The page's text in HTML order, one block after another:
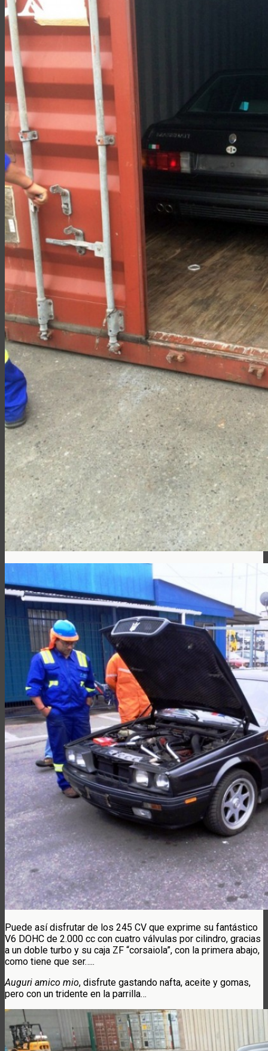
Puede así disfrutar de los 245 CV que exprime su fantástico
V6 DOHC de 2.000 cc con cuatro válvulas por cilindro, gracias
a un doble turbo y su caja ZF “corsaiola”, con la primera abajo,
como tiene que ser…..
Auguri amico mio, disfrute gastando nafta, aceite y gomas,
pero con un tridente en la parrilla…